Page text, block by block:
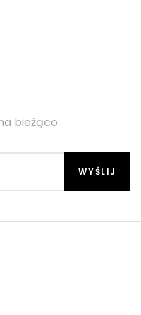
bieżąco